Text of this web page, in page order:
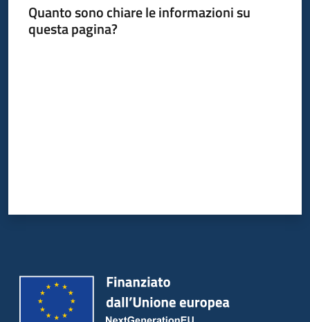
Quanto sono chiare le informazioni su
questa pagina?